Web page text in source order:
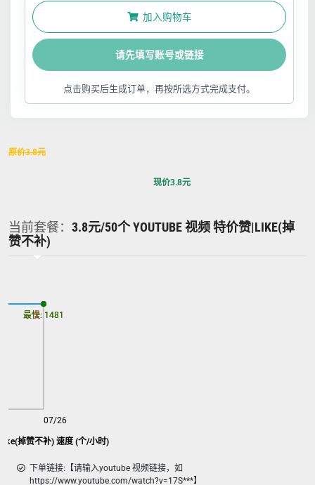
加入购物车
请先填写账号或链接
点击购买后生成订单，再按所选方式完成支付。
原价3.8元
现价3.8元
当前套餐： 3.8元/50个 YOUTUBE 视频 特价赞|LIKE(掉
赞不补)
掉赞不补) 速度 (个/小时)
07/26
最慢: 1481
最快: 1481
下单链接:【请输入youtube 视频链接，如
https://www.youtube.com/watch?v=17S***】